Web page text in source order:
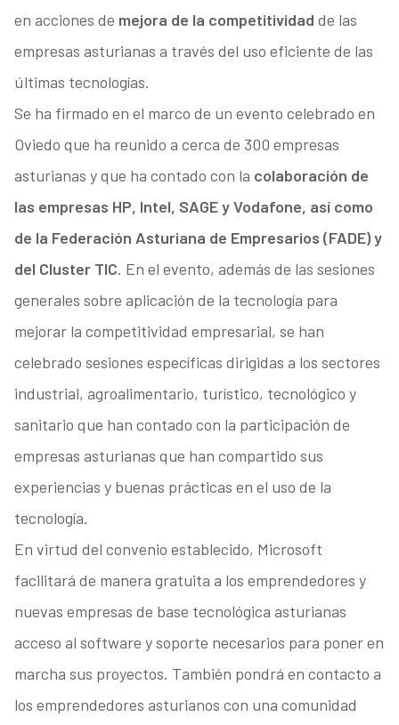
en acciones de mejora de la competitividad de las
empresas asturianas a través del uso eficiente de las
últimas tecnologías.
Se ha firmado en el marco de un evento celebrado en
Oviedo que ha reunido a cerca de 300 empresas
asturianas y que ha contado con la colaboración de
las empresas HP, Intel, SAGE y Vodafone, así como
de la Federación Asturiana de Empresarios (FADE) y
del Cluster TIC. En el evento, además de las sesiones
generales sobre aplicación de la tecnología para
mejorar la competitividad empresarial, se han
celebrado sesiones específicas dirigidas a los sectores
industrial, agroalimentario, turístico, tecnológico y
sanitario que han contado con la participación de
empresas asturianas que han compartido sus
experiencias y buenas prácticas en el uso de la
tecnología.
En virtud del convenio establecido, Microsoft
facilitará de manera gratuita a los emprendedores y
nuevas empresas de base tecnológica asturianas
acceso al software y soporte necesarios para poner en
marcha sus proyectos. También pondrá en contacto a
los emprendedores asturianos con una comunidad